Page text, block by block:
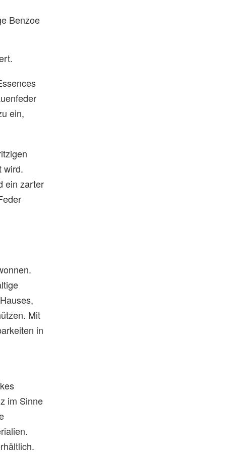
Benzoe
ein,
wird.
ein zarter
Mit
in
im Sinne